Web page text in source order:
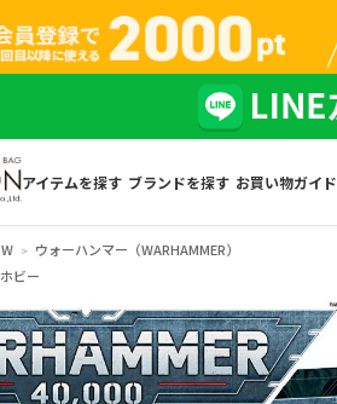
アイテムを探す ブランドを探す お買い物ガイド
W
ウォーハンマー（WARHAMMER）
ホビー